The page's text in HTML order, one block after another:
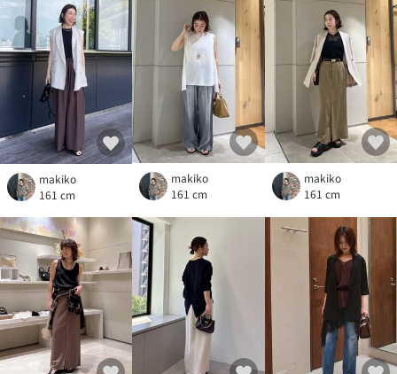
makiko
161 cm
makiko
161 cm
makiko
161 cm